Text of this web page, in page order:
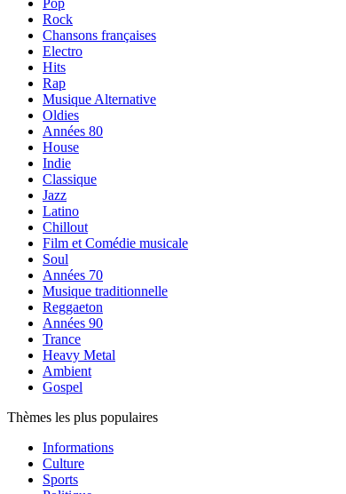
Pop
Rock
Chansons françaises
Electro
Hits
Rap
Musique Alternative
Oldies
Années 80
House
Indie
Classique
Jazz
Latino
Chillout
Film et Comédie musicale
Soul
Années 70
Musique traditionnelle
Reggaeton
Années 90
Trance
Heavy Metal
Ambient
Gospel
Thèmes les plus populaires
Informations
Culture
Sports